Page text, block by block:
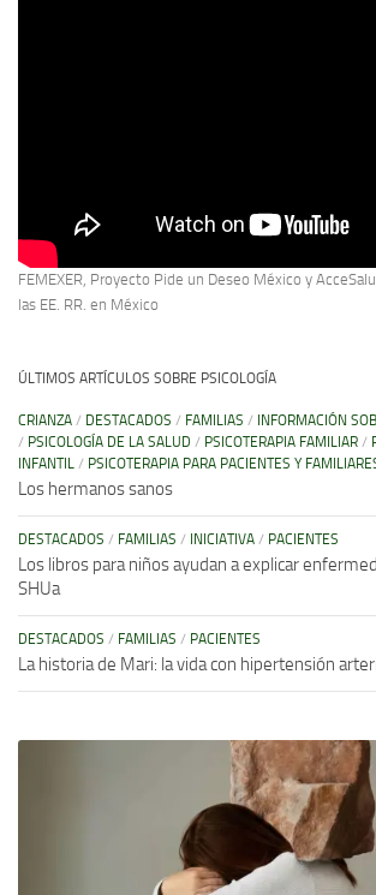
FEMEXER, Proyecto Pide un Deseo México y
las EE. RR. en México
ÚLTIMOS ARTÍCULOS SOBRE PSICOLOGÍA
CRIANZA / DESTACADOS / FAMILIAS / INFORMACIÓN
/ PSICOLOGÍA DE LA SALUD / PSICOTERAPIA FAMILIAR /
INFANTIL / PSICOTERAPIA PARA PACIENTES Y
Los hermanos sanos
DESTACADOS / FAMILIAS / INICIATIVA / PACIENTES
Los libros para niños ayudan a explicar
SHUa
DESTACADOS / FAMILIAS / PACIENTES
La historia de Mari: la vida con hipertensión